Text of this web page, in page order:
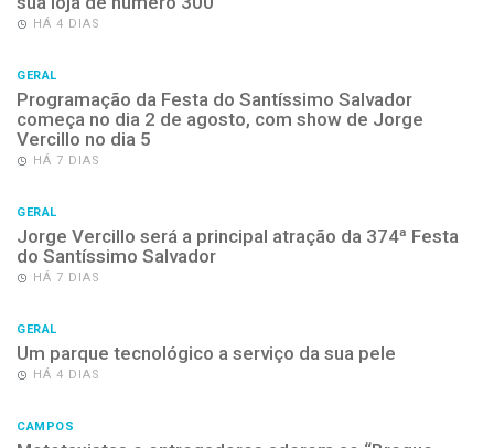
HÁ 4 DIAS
GERAL
Programação da Festa do Santíssimo Salvador
começa no dia 2 de agosto, com show de Jorge
Vercillo no dia 5
HÁ 7 DIAS
GERAL
Jorge Vercillo será a principal atração da 374ª Festa
do Santíssimo Salvador
HÁ 7 DIAS
GERAL
Um parque tecnológico a serviço da sua pele
HÁ 4 DIAS
CAMPOS